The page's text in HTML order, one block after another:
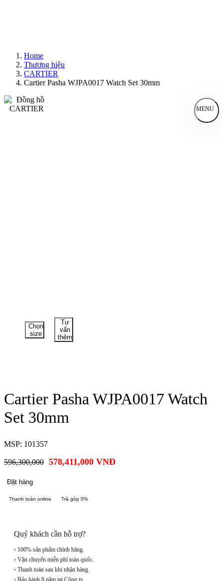
Home
Thương hiệu
CARTIER
Cartier Pasha WJPA0017 Watch Set 30mm
MENU
Chọn
size
Tư
vấn
thêm
Cartier Pasha WJPA0017 Watch
Set 30mm
MSP: 101357
596,300,000 578,411,000 VNĐ
Đặt hàng
Thanh toán online Trả góp 0%
Quý khách cần hỗ trợ?
› 100% sản phẩm chính hãng.
› Vận chuyển miễn phí toàn quốc.
› Thanh toán sau khi nhận hàng.